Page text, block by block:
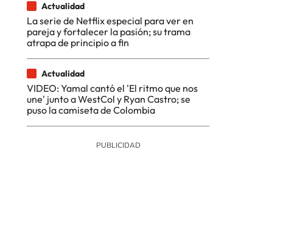
Actualidad
La serie de Netflix especial para ver en
pareja y fortalecer la pasión; su trama
atrapa de principio a fin
Actualidad
VIDEO: Yamal cantó el 'El ritmo que nos
une' junto a WestCol y Ryan Castro; se
puso la camiseta de Colombia